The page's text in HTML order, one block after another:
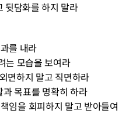
뒷담화를 하지 말라
를 내라
는 모습을 보여라
면하지 말고 직면하라
과 목표를 명확히 하라
책임을 회피하지 말고 받아들여